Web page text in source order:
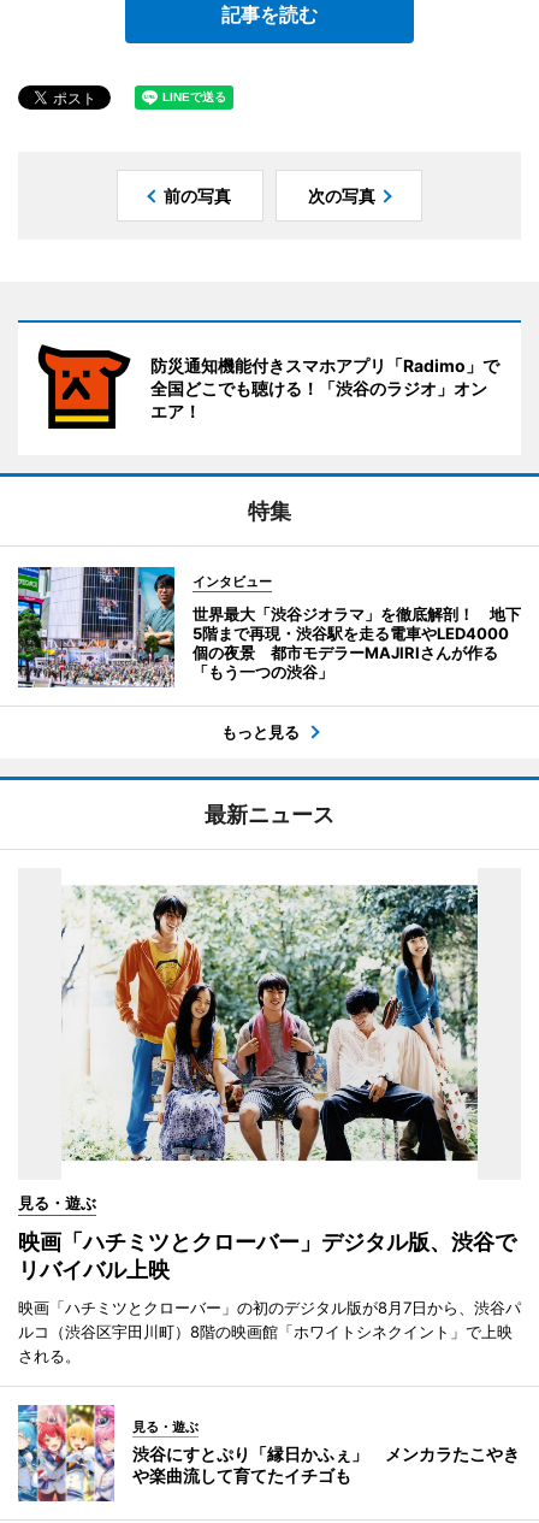
記事を読む
前の写真 次の写真
防災通知機能付きスマホアプリ「Radimo」で
全国どこでも聴ける！「渋谷のラジオ」オン
エア！
特集
インタビュー
世界最大「渋谷ジオラマ」を徹底解剖！ 地下
5階まで再現・渋谷駅を走る電車やLED4000
個の夜景 都市モデラーMAJIRIさんが作る
「もう一つの渋谷」
もっと見る
最新ニュース
見る・遊ぶ
映画「ハチミツとクローバー」デジタル版、渋谷で
リバイバル上映
映画「ハチミツとクローバー」の初のデジタル版が8月7日から、渋谷パ
ルコ（渋谷区宇田川町）8階の映画館「ホワイトシネクイント」で上映
される。
見る・遊ぶ
渋谷にすとぷり「縁日かふぇ」 メンカラたこやき
や楽曲流して育てたイチゴも